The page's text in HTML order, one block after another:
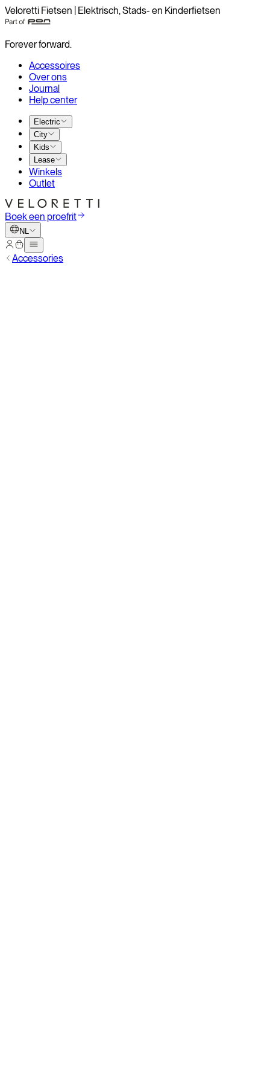
Veloretti Fietsen | Elektrisch, Stads- en Kinderfietsen
Forever forward.
Accessoires
Over ons
Journal
Help center
Electric
City
Kids
Lease
Winkels
Outlet
Boek een proefrit
NL
Accessories